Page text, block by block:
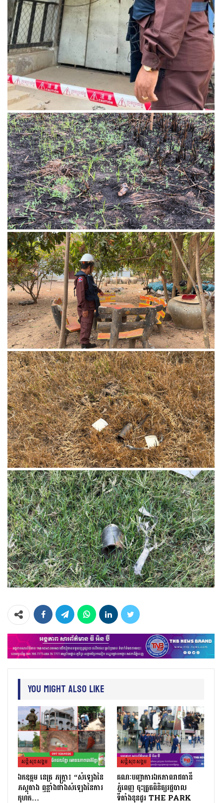
You Might Also Like
សន្តិសុខសង្គម
ឯកឧត្តម នេត្រ ភក្រ្តា៖ “សំឡេងនៃ
ភស្តុតាង ឮខ្លាំងជាងសំឡេងនៃការ
កុហក…
សន្តិសុខសង្គម
គណៈបញ្ជាការឯកភាពរាជធានី
ភ្នំពេញ ចុះត្រួតពិនិត្យរដ្ឋបាល
ទីតាំងខុនដូរ THE PARK